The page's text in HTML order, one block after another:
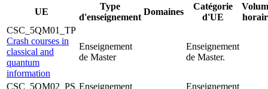
UE
Type
d'enseignement
Domaines
Catégorie
d'UE
CSC_5QM01_TP
Crash courses in
classical and
quantum
information
Enseignement
de Master
Enseignement
de Master.
CSC_5QM02_PS Enseignement Enseignement